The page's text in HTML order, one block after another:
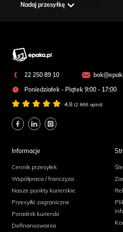
Nadaj przesyłkę
22 250 89 10
Poniedziałek - Piątek 9:00 - 17:00
4.8 (2 866 opinii)
Informacje
Cennik przesyłek
Współpraca / franczyza
Nasze punkty kurierskie
Przesyłki zagraniczne
Poradnik kurierski
Dofinansowania